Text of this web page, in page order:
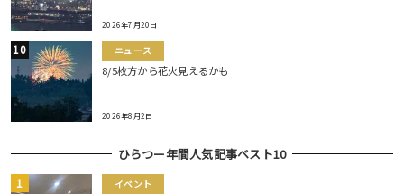
2026年7月20日
ニュース
8/5枚方から花火見えるかも
2026年8月2日
ひらつー年間人気記事ベスト10
イベント